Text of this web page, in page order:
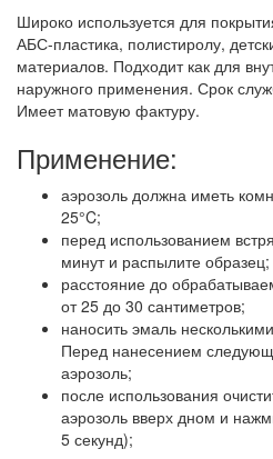
Широко используется для
АБС-пластика, полистиролу,
материалов. Подходит как для
наружного применения. Срок
Имеет матовую фактуру.
Применение:
аэрозоль должна иметь
25°C;
перед использованием
минут и распылите образец;
расстояние до
от 25 до 30 сантиметров;
наносить эмаль
Перед нанесением
аэрозоль;
после использования
аэрозоль вверх дном и
5 секунд);